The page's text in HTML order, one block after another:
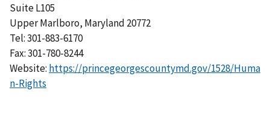
Suite L105
Upper Marlboro, Maryland 20772
Tel: 301-883-6170
Fax: 301-780-8244
Website: https://princegeorgescountymd.gov/1528/Huma
n-Rights